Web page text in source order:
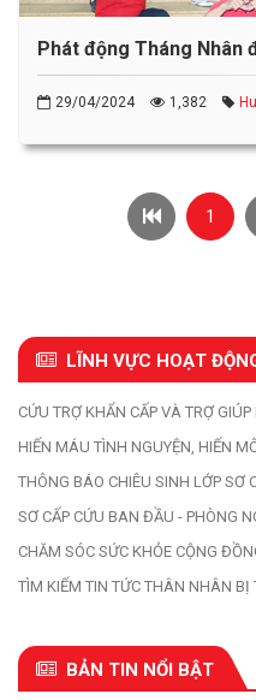
Phát động Tháng Nhân
29/04/2024 1,382
1
LĨNH VỰC HOẠT
CỨU TRỢ KHẨN CẤP VÀ TRỢ
HIẾN MÁU TÌNH NGUYỆN, HIẾN
THÔNG BÁO CHIÊU SINH LỚP SƠ
SƠ CẤP CỨU BAN ĐẦU - PHÒNG
CHĂM SÓC SỨC KHỎE CỘNG
TÌM KIẾM TIN TỨC THÂN NHÂN BỊ
BẢN TIN NỔI BẬT